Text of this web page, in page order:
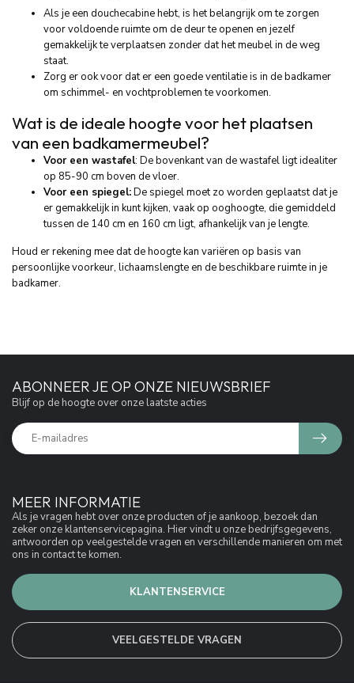
Als je een douchecabine hebt, is het belangrijk om te zorgen
voor voldoende ruimte om de deur te openen en jezelf
gemakkelijk te verplaatsen zonder dat het meubel in de weg
staat.
Zorg er ook voor dat er een goede ventilatie is in de badkamer
om schimmel- en vochtproblemen te voorkomen.
Wat is de ideale hoogte voor het plaatsen
van een badkamermeubel?
Voor een wastafel: De bovenkant van de wastafel ligt idealiter
op 85-90 cm boven de vloer.
Voor een spiegel:De spiegel moet zo worden geplaatst dat je
er gemakkelijk in kunt kijken, vaak op ooghoogte, die gemiddeld
tussen de 140 cm en 160 cm ligt, afhankelijk van je lengte.
Houd er rekening mee dat de hoogte kan variëren op basis van
persoonlijke voorkeur, lichaamslengte en de beschikbare ruimte in je
badkamer.
MEER INFORMATIE
Als je vragen hebt over onze producten of je aankoop, bezoek dan
zeker onze klantenservicepagina. Hier vindt u onze bedrijfsgegevens,
antwoorden op veelgestelde vragen en verschillende manieren om met
ons in contact te komen.
KLANTENSERVICE
VEELGESTELDE VRAGEN
ABONNEER JE OP ONZE NIEUWSBRIEF
Blijf op de hoogte over onze laatste acties